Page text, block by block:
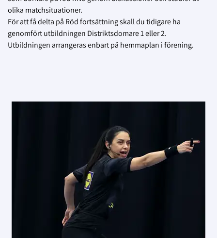
olika matchsituationer.
För att få delta på Röd fortsättning skall du tidigare ha
genomfört utbildningen Distriktsdomare 1 eller 2.
Utbildningen arrangeras enbart på hemmaplan i förening.